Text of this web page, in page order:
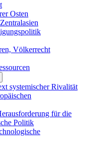
Osten
Völkerrecht
systemischer Rivalität
für die
Politik